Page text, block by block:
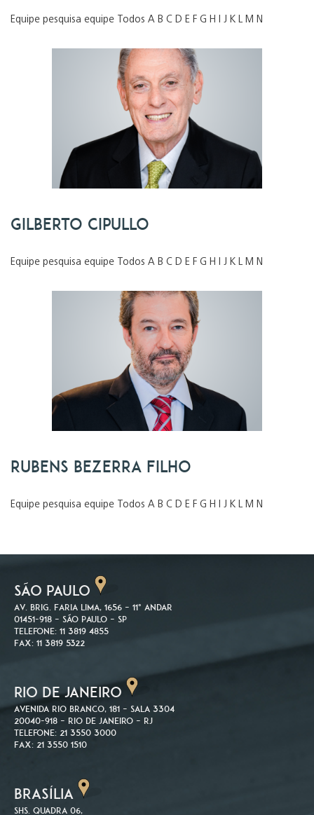
Equipe pesquisa equipe Todos A B C D E F G H I J K L M N
Gilberto Cipullo
Equipe pesquisa equipe Todos A B C D E F G H I J K L M N
Rubens Bezerra Filho
Equipe pesquisa equipe Todos A B C D E F G H I J K L M N
SÃO PAULO
Av. Brig. Faria Lima, 1656 – 11º andar
01451-918 – São Paulo – SP
Telefone: 11 3819 4855
Fax: 11 3819 5322
RIO DE JANEIRO
Avenida Rio Branco, 181 – Sala 3304
20040-918 – Rio de Janeiro – RJ
Telefone: 21 3550 3000
Fax: 21 3550 1510
BRASÍLIA
SHS. Quadra 06,